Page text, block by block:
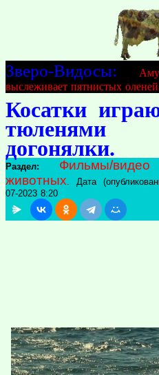
Зверо-Видосы:
выслеживает пятнистых
Косатки
догонялки.
Раздел:
Фильмы/
животных. Дата
07-2023 8:20